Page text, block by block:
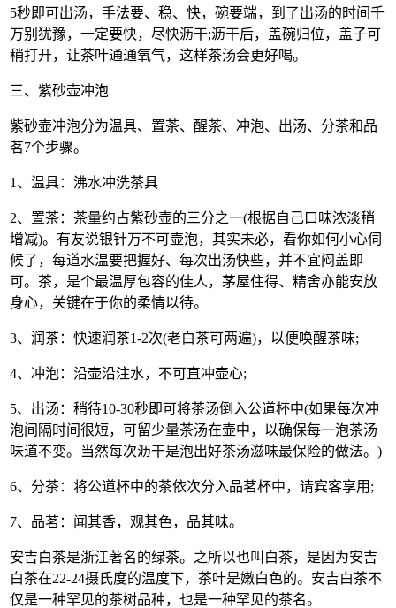
5秒即可出汤，手法要、稳、快，碗要端，到了出汤的时间千
万别犹豫，一定要快，尽快沥干;沥干后，盖碗归位，盖子可
稍打开，让茶叶通通氧气，这样茶汤会更好喝。
三、紫砂壶冲泡
紫砂壶冲泡分为温具、置茶、醒茶、冲泡、出汤、分茶和品
茗7个步骤。
1、温具：沸水冲洗茶具
2、置茶：茶量约占紫砂壶的三分之一(根据自己口味浓淡稍
增减)。有友说银针万不可壶泡，其实未必，看你如何小心伺
候了，每道水温要把握好、每次出汤快些，并不宜闷盖即
可。茶，是个最温厚包容的佳人，茅屋住得、精舍亦能安放
身心，关键在于你的柔情以待。
3、润茶：快速润茶1-2次(老白茶可两遍)，以便唤醒茶味;
4、冲泡：沿壶沿注水，不可直冲壶心;
5、出汤：稍待10-30秒即可将茶汤倒入公道杯中(如果每次冲
泡间隔时间很短，可留少量茶汤在壶中，以确保每一泡茶汤
味道不变。当然每次沥干是泡出好茶汤滋味最保险的做法。)
6、分茶：将公道杯中的茶依次分入品茗杯中，请宾客享用;
7、品茗：闻其香，观其色，品其味。
安吉白茶是浙江著名的绿茶。之所以也叫白茶，是因为安吉
白茶在22-24摄氏度的温度下，茶叶是嫩白色的。安吉白茶不
仅是一种罕见的茶树品种，也是一种罕见的茶名。